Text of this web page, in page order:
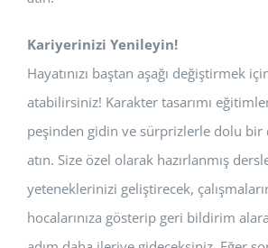
Kariyerinizi Yenileyin!
Hayatınızı baştan aşağı değiştirmek
atabilirsiniz! Karakter tasarımı
peşinden gidin ve sürprizlerle dolu bir
atın. Size özel olarak hazırlanmış
yeteneklerinizi geliştirecek,
hocalarınıza gösterip geri bildirim